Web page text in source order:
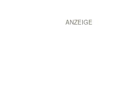
ANZEIGE